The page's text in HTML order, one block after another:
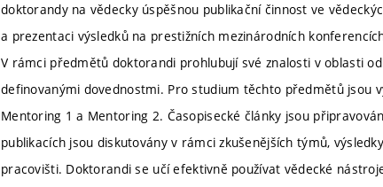
doktorandy na vědecky úspěšnou publikační činnost ve
a prezentaci výsledků na prestižních mezinárodních
V rámci předmětů doktorandi prohlubují své znalosti v oblasti
definovanými dovednostmi. Pro studium těchto předmětů jsou
Mentoring 1 a Mentoring 2. Časopisecké články jsou
publikacích jsou diskutovány v rámci zkušenějších týmů,
pracovišti. Doktorandi se učí efektivně používat vědecké